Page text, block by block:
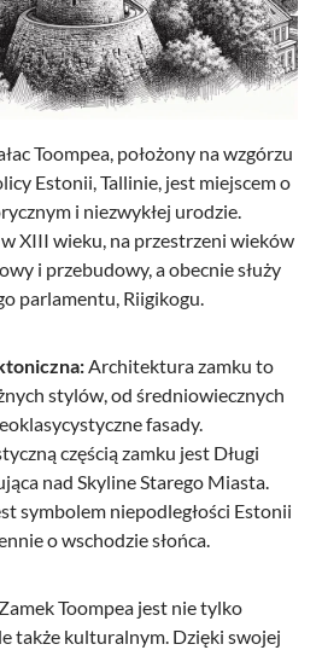
20 STRICT - czarny
zł*
Toompea, położony na wzgórzu
Estonii, Tallinie, jest miejscem o
i niezwykłej urodzie.
XIII wieku, na przestrzeni wieków
i przebudowy, a obecnie służy
parlamentu, Riigikogu.
Architektura zamku to
stylów, od średniowiecznych
fasady.
częścią zamku jest Długi
nad Skyline Starego Miasta.
symbolem niepodległości Estonii
o wschodzie słońca.
Zamek Toompea jest nie tylko
także kulturalnym. Dzięki swojej